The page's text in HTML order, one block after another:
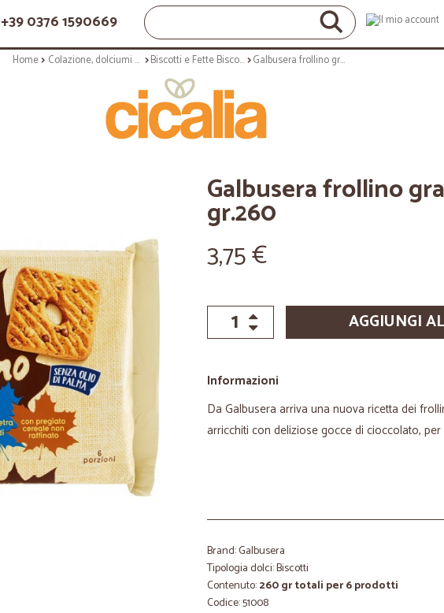
+39 0376 1590669
Home Colazione, dolciumi e snack Biscotti e Fette Biscottate Galbusera frollino gransaraceno gr.260
Galbusera frollino
gr.260
3,75 €
AGGIUNGI
Informazioni
Da Galbusera arriva una nuova ricetta dei
arricchiti con deliziose gocce di cioccolato,
Brand: Galbusera
Tipologia dolci: Biscotti
Contenuto:260 gr totali per 6 prodotti
Codice: 51008